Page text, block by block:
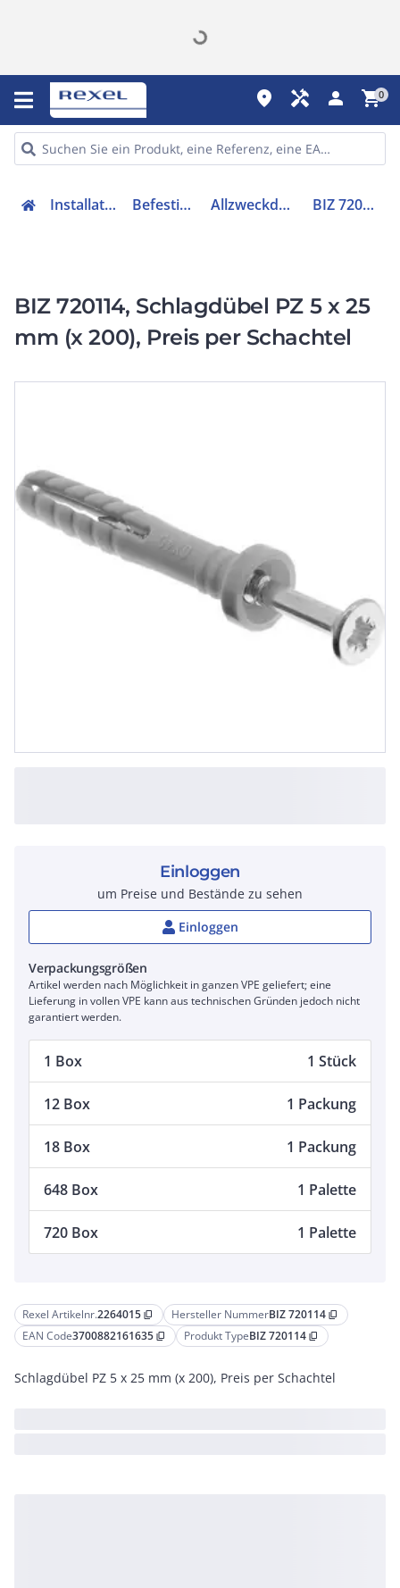
place handyman person shopping_cart0
Installation Befestigen Allzweckdübel BIZ 720114
BIZ 720114, Schlagdübel PZ 5 x 25
mm (x 200), Preis per Schachtel
Rexel Artikelnr.2264015 content_copy Hersteller NummerBIZ 720114 content_copy
EAN Code3700882161635 content_copy Produkt TypeBIZ 720114 content_copy
Schlagdübel PZ 5 x 25 mm (x 200), Preis per Schachtel
Einloggen
um Preise und Bestände zu sehen
Einloggen
Verpackungsgrößen
Artikel werden nach Möglichkeit in ganzen VPE geliefert; eine
Lieferung in vollen VPE kann aus technischen Gründen jedoch nicht
garantiert werden.
1 Box 1 Stück
12 Box 1 Packung
18 Box 1 Packung
648 Box 1 Palette
720 Box 1 Palette